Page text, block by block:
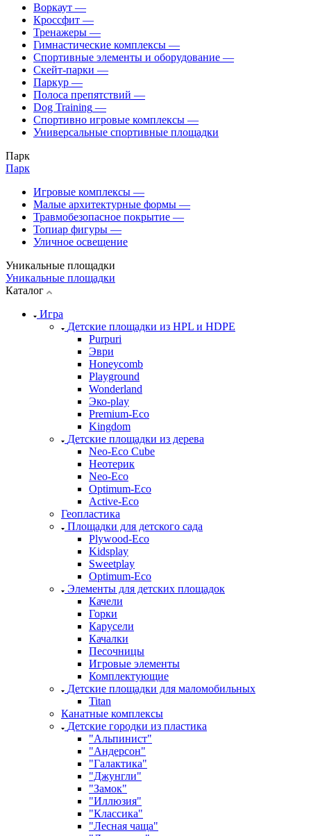
Воркаут —
Кроссфит —
Тренажеры —
Гимнастические комплексы —
Спортивные элементы и оборудование —
Скейт-парки —
Паркур —
Полоса препятствий —
Dog Training —
Спортивно игровые комплексы —
Универсальные спортивные площадки
Парк
Парк
Игровые комплексы —
Малые архитектурные формы —
Травмобезопасное покрытие —
Топиар фигуры —
Уличное освещение
Уникальные площадки
Уникальные площадки
Каталог
Игра
Детские площадки из HPL и HDPE
Purpuri
Эври
Honeycomb
Playground
Wonderland
Эко-play
Premium-Eco
Kingdom
Детские площадки из дерева
Neo-Eco Cube
Неотерик
Neo-Eco
Оptimum-Еco
Active-Eco
Геопластика
Площадки для детского сада
Plywood-Eco
Kidsplay
Sweetplay
Оptimum-Еco
Элементы для детских площадок
Качели
Горки
Карусели
Качалки
Песочницы
Игровые элементы
Комплектующие
Детские площадки для маломобильных
Titan
Канатные комплексы
Детские городки из пластика
"Альпинист"
"Андерсон"
"Галактика"
"Джунгли"
"Замок"
"Иллюзия"
"Классика"
"Лесная чаща"